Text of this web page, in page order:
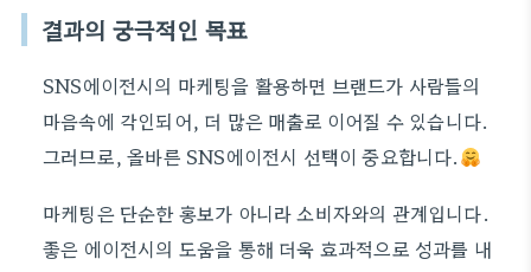
결과의 궁극적인 목표
SNS에이전시의 마케팅을 활용하면 브랜드가 사람들의
마음속에 각인되어, 더 많은 매출로 이어질 수 있습니다.
그러므로, 올바른 SNS에이전시 선택이 중요합니다.
마케팅은 단순한 홍보가 아니라 소비자와의 관계입니다.
좋은 에이전시의 도움을 통해 더욱 효과적으로 성과를 내